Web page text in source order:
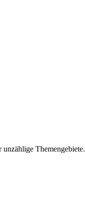
Themengebiete.